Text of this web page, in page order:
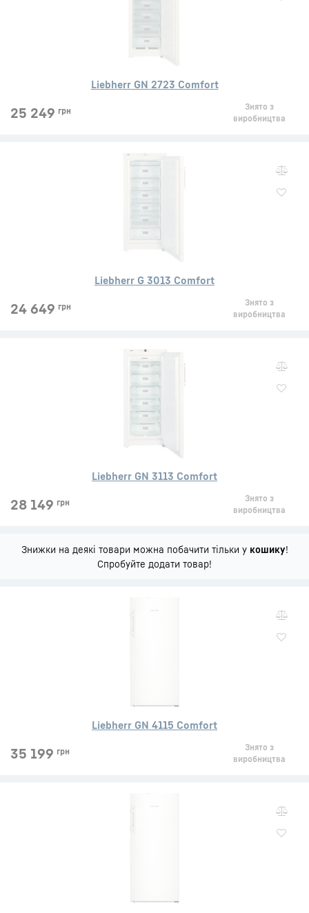
Liebherr GN 2723 Comfort
25 249 грн
Знято з
виробництва
Liebherr G 3013 Comfort
24 649 грн
Знято з
виробництва
Liebherr GN 3113 Comfort
28 149 грн
Знято з
виробництва
Знижки на деякі товари можна побачити тільки у кошику!
Спробуйте додати товар!
Liebherr GN 4115 Comfort
35 199 грн
Знято з
виробництва